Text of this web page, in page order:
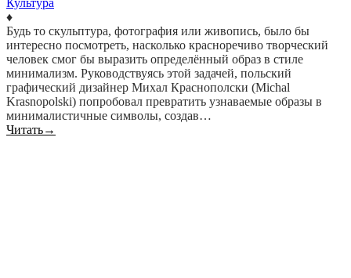
Культура
♦
Будь то скульптура, фотография или живопись, было бы
интересно посмотреть, насколько красноречиво творческий
человек смог бы выразить определённый образ в стиле
минимализм. Руководствуясь этой задачей, польский
графический дизайнер Михал Краснополски (Michal
Krasnopolski) попробовал превратить узнаваемые образы в
минималистичные символы, создав…
Читать→